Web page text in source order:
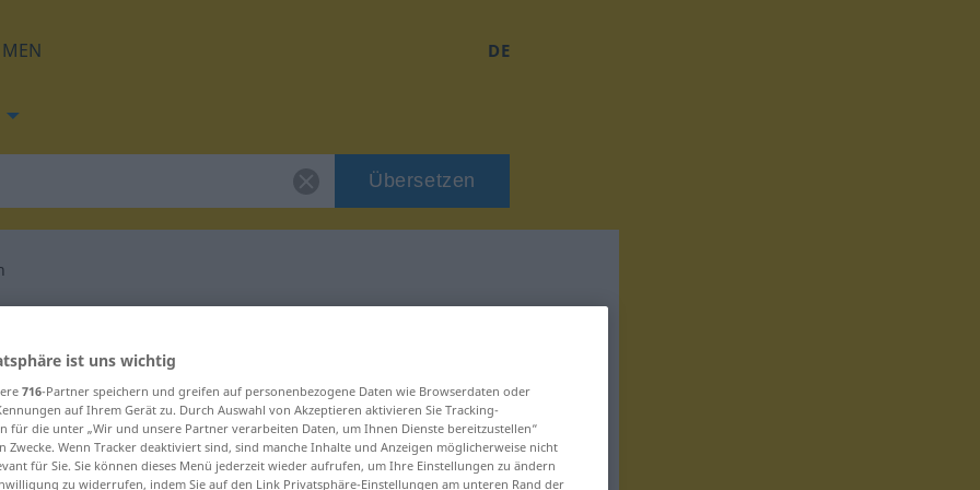
DE
Übersetzen
für "verringern"
ist uns wichtig
716-Partner speichern und greifen auf personenbezogene Daten wie Browserdaten oder
auf Ihrem Gerät zu. Durch Auswahl von Akzeptieren aktivieren Sie Tracking-
für die unter „Wir und unsere Partner verarbeiten Daten, um Ihnen Dienste bereitzustellen“
Zwecke. Wenn Tracker deaktiviert sind, sind manche Inhalte und Anzeigen möglicherweise nicht
für Sie. Sie können dieses Menü jederzeit wieder aufrufen, um Ihre Einstellungen zu ändern
zu widerrufen, indem Sie auf den Link Privatsphäre-Einstellungen am unteren Rand der